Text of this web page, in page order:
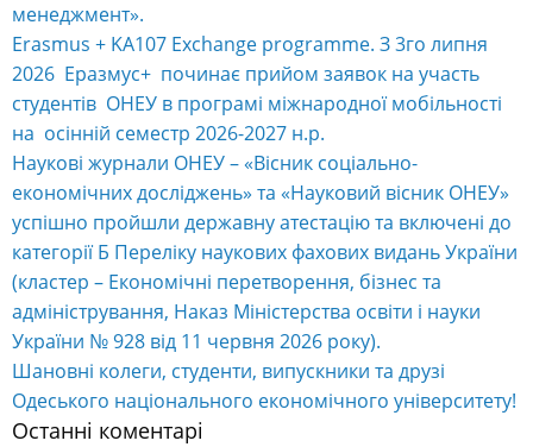
менеджмент».
Erasmus + KA107 Exchange programme. З 3го липня
2026 Еразмус+ починає прийом заявок на участь
студентів ОНЕУ в програмі міжнародної мобільності
на осінній семестр 2026-2027 н.р.
Наукові журнали ОНЕУ – «Вісник соціально-
економічних досліджень» та «Науковий вісник ОНЕУ»
успішно пройшли державну атестацію та включені до
категорії Б Переліку наукових фахових видань України
(кластер – Економічні перетворення, бізнес та
адміністрування, Наказ Міністерства освіти і науки
України № 928 від 11 червня 2026 року).
Шановні колеги, студенти, випускники та друзі
Одеського національного економічного університету!
Останні коментарі